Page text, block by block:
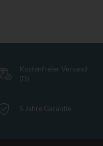
Kostenfreier Versand
(D)
5 Jahre Garantie